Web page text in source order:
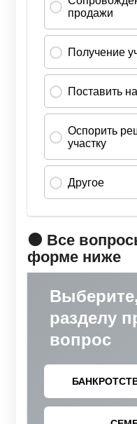
🟠 Все
форме ниже